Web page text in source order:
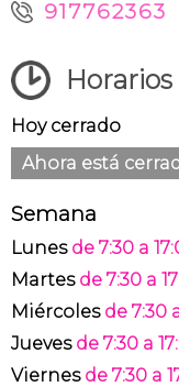
917762363
Hoy cerrado
Ahora está
Semana
Lunes de 7:30 a
Martes de 7:30 a
Miércoles de 7:30
Jueves de 7:30 a
Viernes de 7:30 a